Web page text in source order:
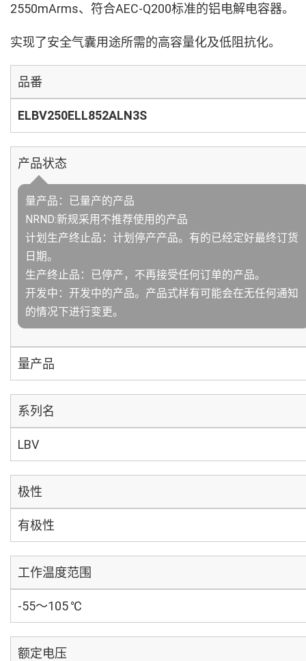
2550mArms、符合AEC-Q200标准的铝电解电容器。
实现了安全气囊用途所需的高容量化及低阻抗化。
品番
ELBV250ELL852ALN3S
产品状态
量产品：已量产的产品
NRND:新规采用不推荐使用的产品
计划生产终止品：计划停产产品。有的已经定好最终订货
日期。
生产终止品：已停产，不再接受任何订单的产品。
开发中：开发中的产品。产品式样有可能会在无任何通知
的情况下进行变更。
量产品
系列名
LBV
极性
有极性
工作温度范围
-55～105 ℃
额定电压